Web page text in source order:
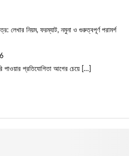
লেখার নিয়ম, ফরম্যাট, নমুনা ও গুরুত্বপূর্ণ পরামর্শ
পাওয়ার প্রতিযোগিতা আগের চেয়ে […]